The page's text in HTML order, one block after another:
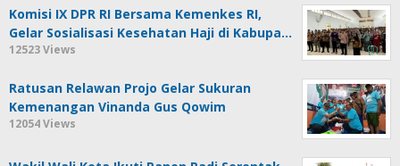
Komisi IX DPR RI Bersama Kemenkes RI,
Gelar Sosialisasi Kesehatan Haji di Kabupa…
12523 Views
Ratusan Relawan Projo Gelar Sukuran
Kemenangan Vinanda Gus Qowim
12054 Views